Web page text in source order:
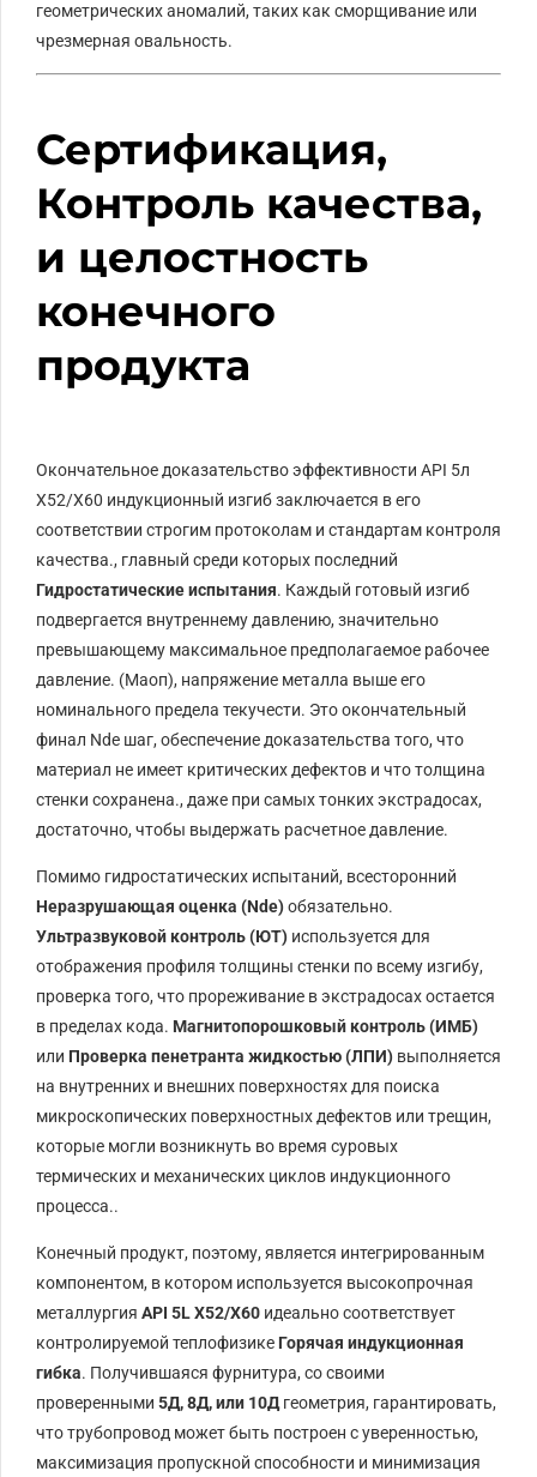
геометрических аномалий, таких как сморщивание или
чрезмерная овальность.
Сертификация,
Контроль качества,
и целостность
конечного
продукта
Окончательное доказательство эффективности API 5л
Х52/Х60 индукционный изгиб заключается в его
соответствии строгим протоколам и стандартам контроля
качества., главный среди которых последний
Гидростатические испытания. Каждый готовый изгиб
подвергается внутреннему давлению, значительно
превышающему максимальное предполагаемое рабочее
давление. (Маоп), напряжение металла выше его
номинального предела текучести. Это окончательный
финал Nde шаг, обеспечение доказательства того, что
материал не имеет критических дефектов и что толщина
стенки сохранена., даже при самых тонких экстрадосах,
достаточно, чтобы выдержать расчетное давление.
Помимо гидростатических испытаний, всесторонний
Неразрушающая оценка (Nde)обязательно.
Ультразвуковой контроль (ЮТ) используется для
отображения профиля толщины стенки по всему изгибу,
проверка того, что прореживание в экстрадосах остается
в пределах кода. Магнитопорошковый контроль (ИМБ)
или Проверка пенетранта жидкостью (ЛПИ) выполняется
на внутренних и внешних поверхностях для поиска
микроскопических поверхностных дефектов или трещин,
которые могли возникнуть во время суровых
термических и механических циклов индукционного
процесса..
Конечный продукт, поэтому, является интегрированным
компонентом, в котором используется высокопрочная
металлургия API 5L X52/X60 идеально соответствует
контролируемой теплофизике Горячая индукционная
гибка. Получившаяся фурнитура, со своими
проверенными 5Д, 8Д, или 10Дгеометрия, гарантировать,
что трубопровод может быть построен с уверенностью,
максимизация пропускной способности и минимизация